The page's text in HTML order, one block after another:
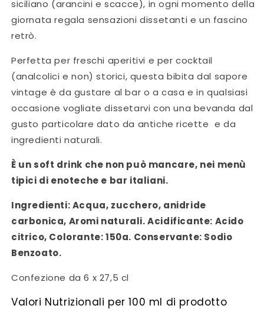
siciliano (arancini e scacce), in ogni momento della
giornata regala sensazioni dissetanti e un fascino
retrò.
Perfetta per freschi aperitivi e per cocktail
(analcolici e non) storici, questa bibita dal sapore
vintage è da gustare al bar o a casa e in qualsiasi
occasione vogliate dissetarvi con una bevanda dal
gusto particolare dato da antiche ricette e da
ingredienti naturali.
È un soft drink che non può mancare, nei menù
tipici di enoteche e bar italiani.
Ingredienti:Acqua, zucchero, anidride
carbonica, Aromi naturali. Acidificante: Acido
citrico, Colorante: 150a. Conservante: Sodio
Benzoato.
Confezione da 6 x 27,5 cl
Valori Nutrizionali per 100 ml di prodotto